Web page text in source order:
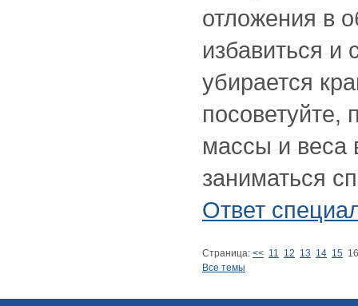
отложения в
избавиться и
убирается
посоветуйте,
массы и веса
заниматься
Ответ
Страница: << 11 12 13 14 15 16
Все темы